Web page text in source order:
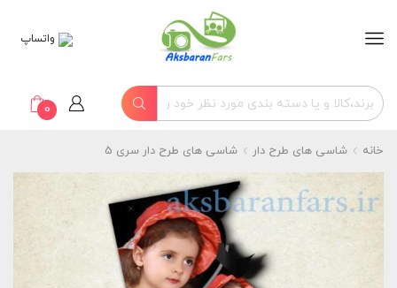
واتساپ
0
خانه شاسی های طرح دار شاسی های طرح دار سری 5